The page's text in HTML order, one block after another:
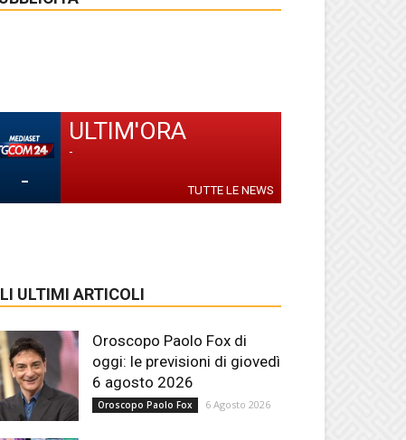
-
ULTIM'ORA
-
TUTTE LE NEWS
ULTIMI ARTICOLI
Oroscopo Paolo Fox di
oggi: le previsioni di giovedì
6 agosto 2026
Oroscopo Paolo Fox 6 Agosto 2026